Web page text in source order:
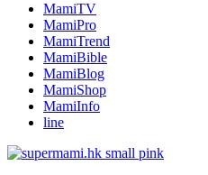
MamiTV
MamiPro
MamiTrend
MamiBible
MamiBlog
MamiShop
MamiInfo
line